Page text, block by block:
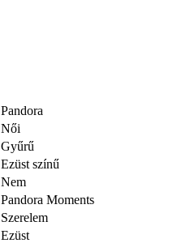
Pandora
Női
Gyűrű
Ezüst színű
Nem
Pandora Moments
Szerelem
Ezüst